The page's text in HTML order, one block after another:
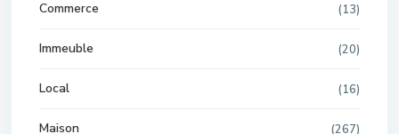
Commerce (13)
Immeuble (20)
Local (16)
Maison (267)